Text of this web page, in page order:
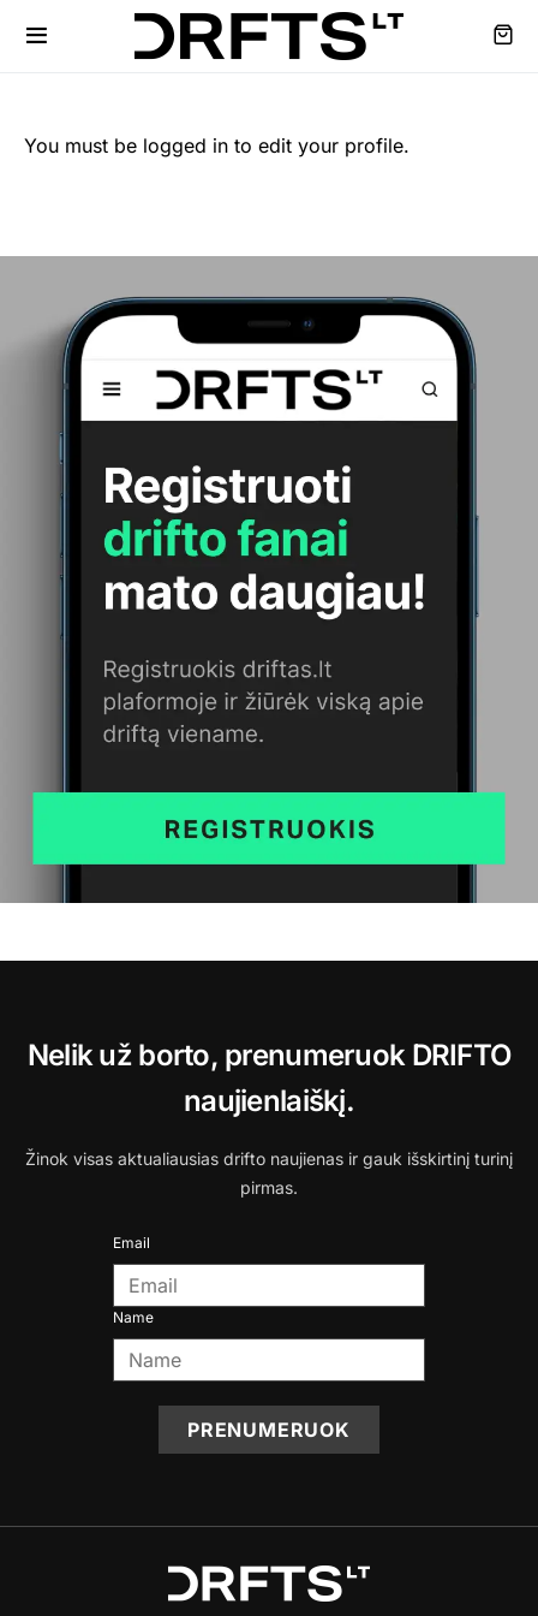
You must be logged in to edit your profile.
Nelik už borto, prenumeruok DRIFTO
naujienlaiškį.
Žinok visas aktualiausias drifto naujienas ir gauk išskirtinį turinį
pirmas.
Email
Name
PRENUMERUOK